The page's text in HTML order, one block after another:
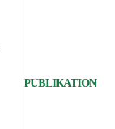
PUBLIKATION